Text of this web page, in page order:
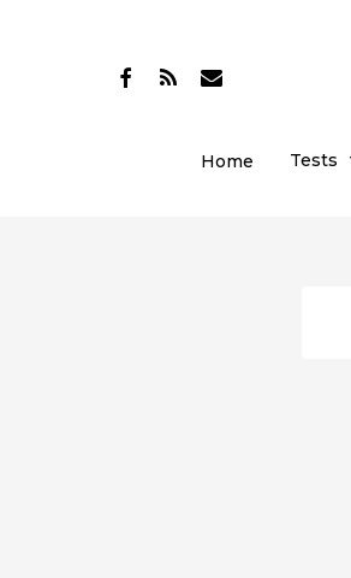
facebook
RSS email
Home Tests